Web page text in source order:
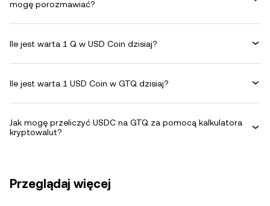
mogę porozmawiać?
Ile jest warta 1 Q w USD Coin dzisiaj?
Ile jest warta 1 USD Coin w GTQ dzisiaj?
Jak mogę przeliczyć USDC na GTQ za pomocą kalkulatora
kryptowalut?
Przeglądaj więcej